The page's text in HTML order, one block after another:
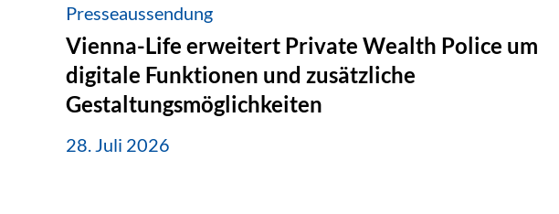
Presseaussendung
Vienna-Life erweitert Private Wealth Police um
digitale Funktionen und zusätzliche
Gestaltungsmöglichkeiten
28. Juli 2026